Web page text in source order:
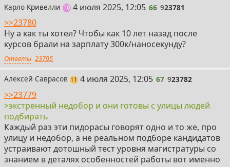
Карло Кривелли 10постов
66
4 июля 2025, 12:05 66 923781
>>23780
Ну а как ты хотел? Чтобы как 10 лет назад после
курсов брали на зарплату 300к/наносекунду?
Ответы 23795
Алексей Саврасов 11постов
67
4 июля 2025, 12:05 67 923782
>>23779
>экстренный недобор и они готовы с улицы людей
подбирать
Каждый раз эти пидорасы говорят одно и то же, про
улицу и недобор, а не реальном подборе кандидатов
устраивают дотошный тест уровня магистратуры со
знанием в деталях особенностей работы вот именно